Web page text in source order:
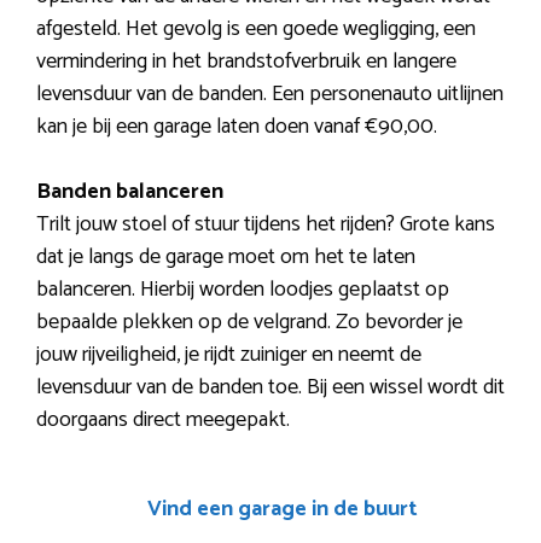
afgesteld. Het gevolg is een goede wegligging, een
vermindering in het brandstofverbruik en langere
levensduur van de banden. Een personenauto uitlijnen
kan je bij een garage laten doen vanaf €90,00.
Banden balanceren
Trilt jouw stoel of stuur tijdens het rijden? Grote kans
dat je langs de garage moet om het te laten
balanceren. Hierbij worden loodjes geplaatst op
bepaalde plekken op de velgrand. Zo bevorder je
jouw rijveiligheid, je rijdt zuiniger en neemt de
levensduur van de banden toe. Bij een wissel wordt dit
doorgaans direct meegepakt.
Vind een garage in de buurt